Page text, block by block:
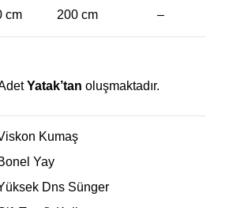
cm 200 cm –
Yatak’tan oluşmaktadır.
Kumaş
Yay
Dns Sünger